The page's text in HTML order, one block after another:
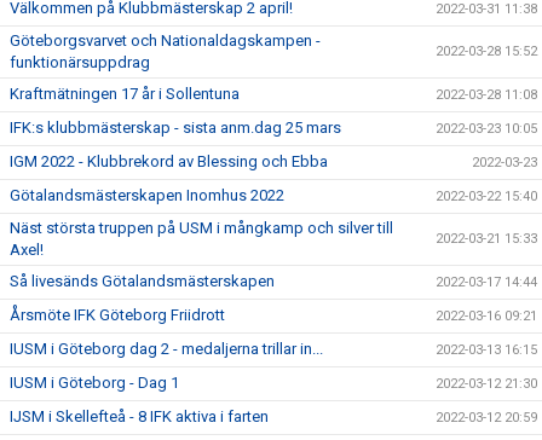
Välkommen på Klubbmästerskap 2 april! 2022-03-31 11:38
Göteborgsvarvet och Nationaldagskampen -
funktionärsuppdrag
2022-03-28 15:52
Kraftmätningen 17 år i Sollentuna 2022-03-28 11:08
IFK:s klubbmästerskap - sista anm.dag 25 mars 2022-03-23 10:05
IGM 2022 - Klubbrekord av Blessing och Ebba 2022-03-23
Götalandsmästerskapen Inomhus 2022 2022-03-22 15:40
Näst största truppen på USM i mångkamp och silver till
Axel!
2022-03-21 15:33
Så livesänds Götalandsmästerskapen 2022-03-17 14:44
Årsmöte IFK Göteborg Friidrott 2022-03-16 09:21
IUSM i Göteborg dag 2 - medaljerna trillar in... 2022-03-13 16:15
IUSM i Göteborg - Dag 1 2022-03-12 21:30
IJSM i Skellefteå - 8 IFK aktiva i farten 2022-03-12 20:59